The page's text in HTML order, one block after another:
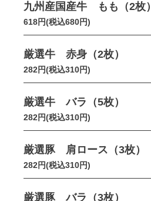
九州産国産牛 もも（2枚）
618円(税込680円)
厳選牛 赤身（2枚）
282円(税込310円)
厳選牛 バラ（5枚）
282円(税込310円)
厳選豚 肩ロース（3枚）
282円(税込310円)
厳選豚 バラ（3枚）